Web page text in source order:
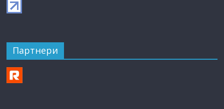
Партнери